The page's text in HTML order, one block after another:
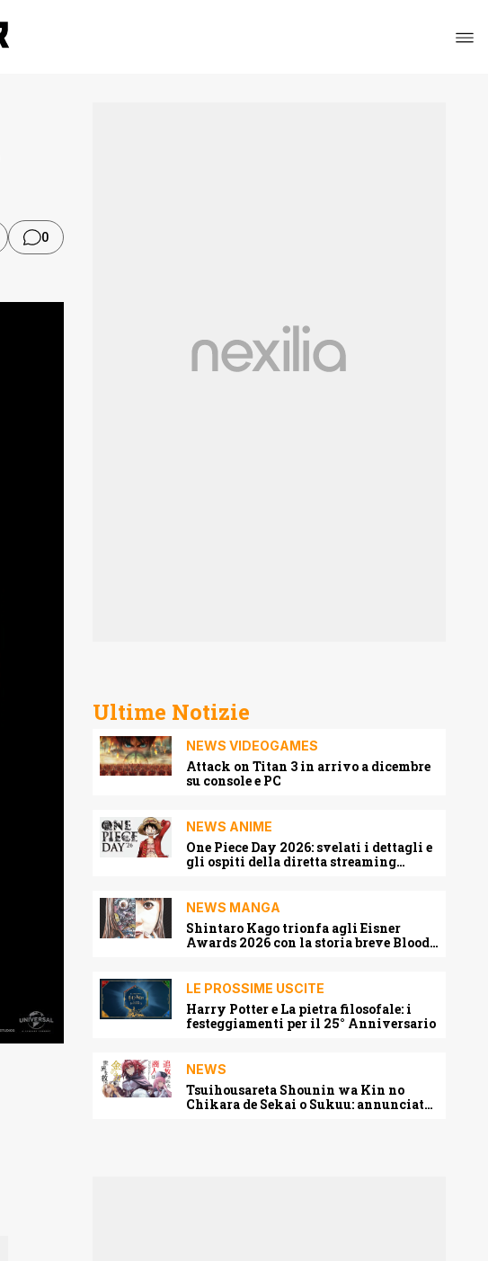
0
Ultime Notizie
NEWS VIDEOGAMES
Attack on Titan 3 in arrivo a dicembre
su console e PC
NEWS ANIME
One Piece Day 2026: svelati i dettagli e
gli ospiti della diretta streaming
NEWS MANGA
Shintaro Kago trionfa agli Eisner
Awards 2026 con la storia breve Blood
LE PROSSIME USCITE
Harry Potter e La pietra filosofale: i
festeggiamenti per il 25° Anniversario
NEWS
Tsuihousareta Shounin wa Kin no
Chikara de Sekai o Sukuu: annunciato